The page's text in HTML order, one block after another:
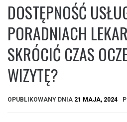
DOSTĘPNOŚĆ
PORADNIACH
SKRÓCIĆ CZAS
WIZYTĘ?
OPUBLIKOWANY DNIA 21 MAJA, 2024